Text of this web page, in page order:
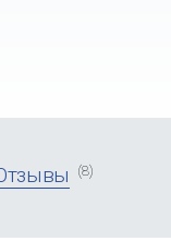
(8)